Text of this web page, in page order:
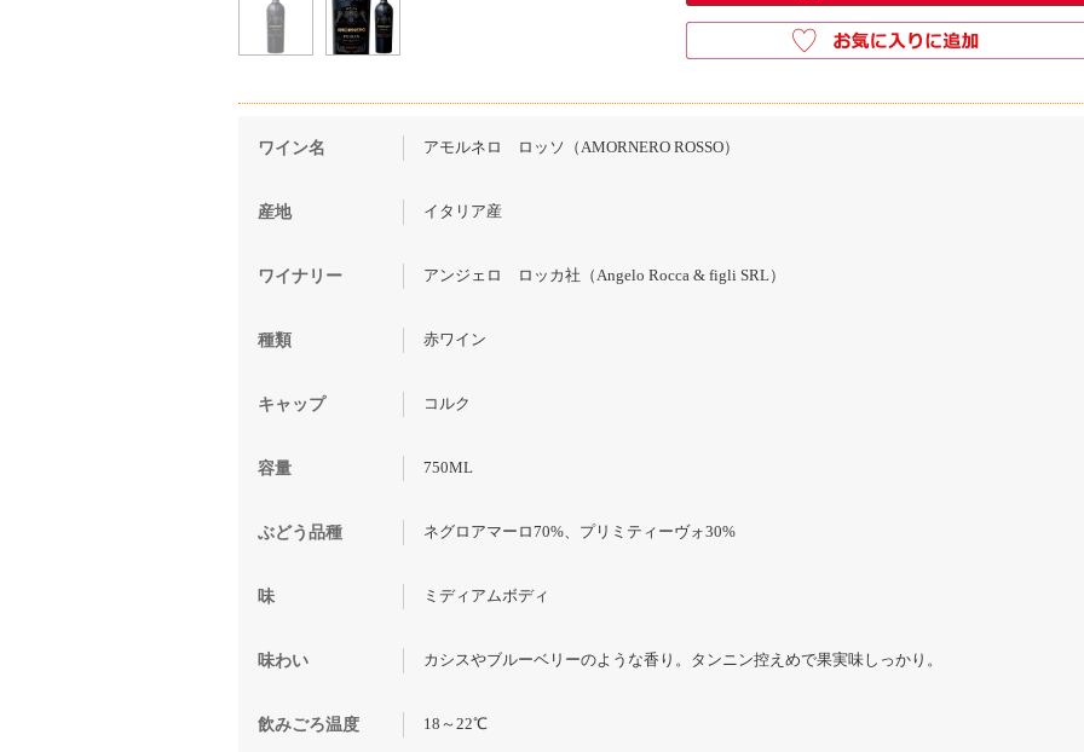
ワイン名 アモルネロ ロッソ（AMORNERO ROSSO）
産地 イタリア産
ワイナリー アンジェロ ロッカ社（Angelo Rocca & figli SRL）
種類 赤ワイン
キャップ コルク
容量 750ML
ぶどう品種 ネグロアマーロ70%、プリミティーヴォ30%
味 ミディアムボディ
味わい カシスやブルーベリーのような香り。タンニン控えめで果実味しっかり。
飲みごろ温度 18～22℃